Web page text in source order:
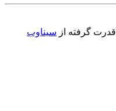
قدرت گرفته از سیناوب